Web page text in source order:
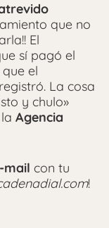
que no
El
sí pagó el
el
La cosa
y chulo»
Agencia
mail con tu
!